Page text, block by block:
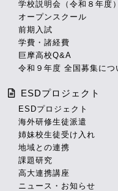
学校説明会（令和８年度）
オープンスクール
前期入試
学費・諸経費
巨摩高校Q&A
令和９年度 全国募集につ
ESDプロジェクト
ESDプロジェクト
海外研修生徒派遣
姉妹校生徒受け入れ
地域との連携
課題研究
高大連携講座
ニュース・お知らせ